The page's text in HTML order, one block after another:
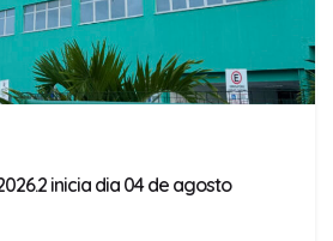
inicia dia 04 de agosto